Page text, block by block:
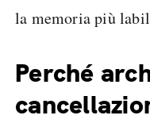
la memoria più
Perché